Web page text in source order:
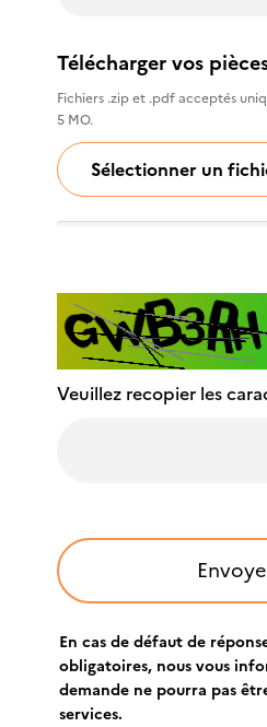
Télécharger vos
Sélectionner un
Fichiers .zip et .pdf acceptés
5 MO.
Veuillez recopier les
En cas de défaut de
obligatoires, nous vous
demande ne pourra pas
services.